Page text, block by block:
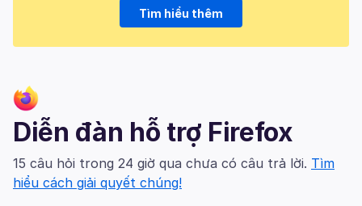
Tìm hiểu thêm
Diễn đàn hỗ trợ Firefox
15 câu hỏi trong 24 giờ qua chưa có câu trả lời. Tìm
hiểu cách giải quyết chúng!